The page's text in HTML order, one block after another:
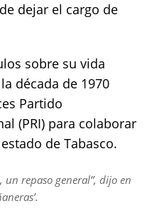
dejar el cargo de
sobre su vida
década de 1970
Partido
(PRI) para colaborar
de Tabasco.
repaso general”, dijo en